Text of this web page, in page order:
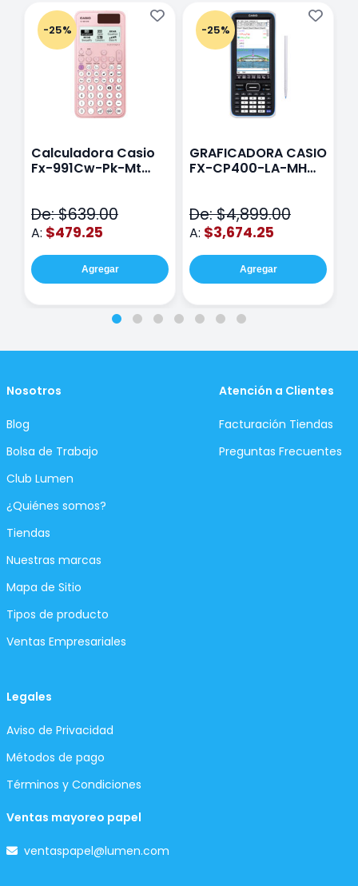
-25%
Calculadora Casio
Fx-991Cw-Pk-Mt
De: $639.00
A: $479.25
Agregar
-25%
GRAFICADORA CASIO
FX-CP400-LA-MH
De: $4,899.00
A: $3,674.25
Agregar
Nosotros
Blog
Bolsa de Trabajo
Club Lumen
¿Quiénes somos?
Tiendas
Nuestras marcas
Mapa de Sitio
Tipos de producto
Ventas Empresariales
Atención a Clientes
Facturación Tiendas
Preguntas Frecuentes
Legales
Aviso de Privacidad
Métodos de pago
Términos y Condiciones
Ventas mayoreo papel
ventaspapel@lumen.com